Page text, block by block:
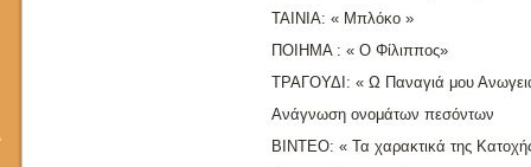
ΤΑΙΝΙΑ: « Μπλόκο »
ΠΟΙΗΜΑ : « Ο Φίλιππος»
ΤΡΑΓΟΥΔΙ: « Ω Παναγιά μου
Ανάγνωση ονομάτων πεσόντων
ΒΙΝΤΕΟ: « Τα χαρακτικά της